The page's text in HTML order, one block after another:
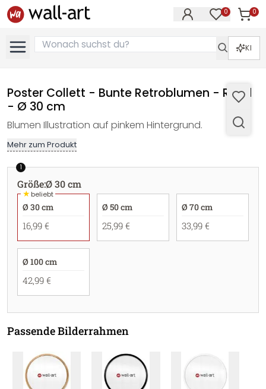
0 0
KI
Poster Collett - Bunte Retroblumen - Rund
- Ø 30 cm
Blumen Illustration auf pinkem Hintergrund.
Mehr zum Produkt
1
Größe:Ø 30 cm
★beliebt
Ø 30 cm
16,99 €
Ø 50 cm
25,99 €
Ø 70 cm
33,99 €
Ø 100 cm
42,99 €
Passende Bilderrahmen